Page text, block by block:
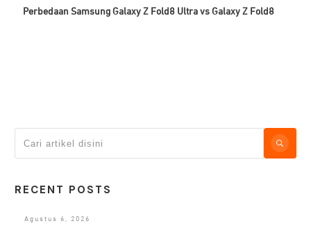
Perbedaan Samsung Galaxy Z Fold8 Ultra vs Galaxy Z Fold8
RECENT POSTS
Agustus 6, 2026